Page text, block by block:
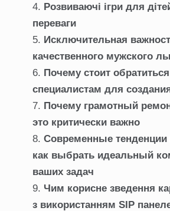
Розвиваючі ігри для
переваги
Исключительная
качественного мужского
Почему стоит
специалистам для
Почему грамотный
это критически важно
Современные тенденции
как выбрать идеальный
ваших задач
Чим корисне зведення
з використанням SIP